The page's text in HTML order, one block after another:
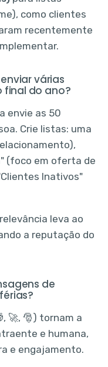
como clientes
recentemente
várias
final do ano?
envie as 50
Crie listas: uma
(foco em oferta de
Inativos"
leva ao
a reputação do
de
🚀, 🎅) tornam a
e humana,
e engajamento.